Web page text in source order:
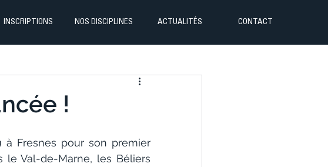
INSCRIPTIONS NOS DISCIPLINES ACTUALITÉS CONTACT
!
à Fresnes pour son premier
le Val-de-Marne, les Béliers